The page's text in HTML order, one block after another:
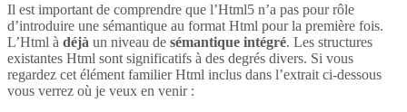
Il est important de comprendre que l’Html5 n’a pas pour rôle
d’introduire une sémantique au format Html pour la première fois.
L’Html à déjà un niveau de sémantique intégré. Les structures
existantes Html sont significatifs à des degrés divers. Si vous
regardez cet élément familier Html inclus dans l’extrait ci-dessous
vous verrez où je veux en venir :